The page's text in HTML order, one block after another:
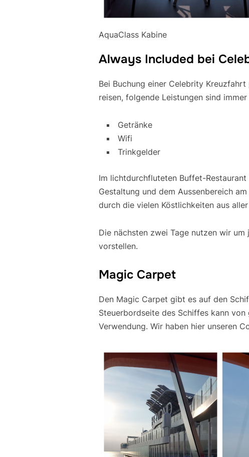
AquaClass Kabine
Always Included bei
Bei Buchung einer Celebrity
reisen, folgende Leistungen sind
Getränke
Wifi
Trinkgelder
Im lichtdurchfluteten Buffet-
Gestaltung und dem Aussenbereich
durch die vielen Köstlichkeiten aus aller
Die nächsten zwei Tage nutzen wir
vorstellen.
Magic Carpet
Den Magic Carpet gibt es auf den
Steuerbordseite des Schiffes kann
Verwendung. Wir haben hier unseren